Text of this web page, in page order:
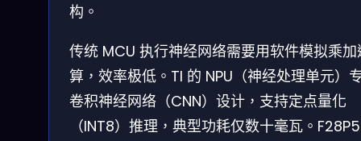
构。
传统 MCU 执行神经网络需要用软件模拟乘加
算，效率极低。TI 的 NPU（神经处理单元）
卷积神经网络（CNN）设计，支持定点量化
（INT8）推理，典型功耗仅数十毫瓦。